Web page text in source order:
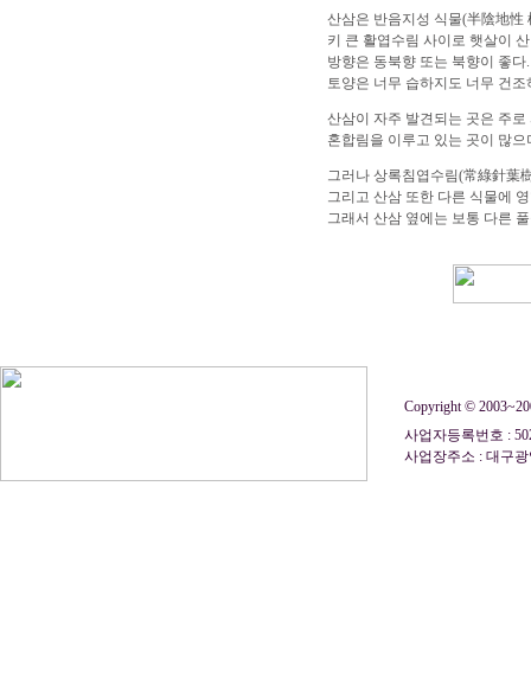
산삼은 반음지성 식물(半陰地性
키 큰 활엽수림 사이로 햇살이
방향은 동북향 또는 북향이 좋다.
토양은 너무 습하지도 너무 건
산삼이 자주 발견되는 곳은 주
혼합림을 이루고 있는 곳이 많
그러나 상록침엽수림(常綠針葉
그리고 산삼 또한 다른 식물에
그래서 산삼 옆에는 보통 다른
Copyright ©
사업자등록번호 :
사업장주소 : 대구